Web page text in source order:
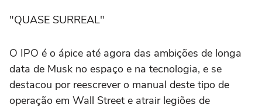
"QUASE SURREAL"
O IPO é o ápice até agora das ambições de longa
data de Musk no espaço e na tecnologia, e se
destacou por reescrever o manual deste tipo de
operação em Wall Street e atrair legiões de